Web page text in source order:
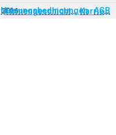
Firmengeschichte Karriere
2026
Nutzungsbedingungen AGB